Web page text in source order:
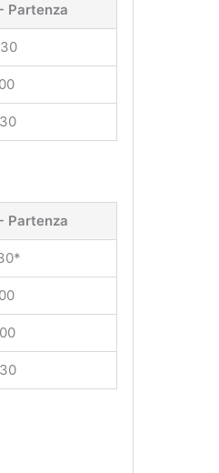
Partenza
Partenza